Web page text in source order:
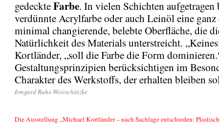
gedeckteFarbe. In vielen Schichten
verdünnte Acrylfarbe oder auch Leinöl eine ganz
minimal changierende, belebte Oberfläche, die
Natürlichkeit des Materials unterstreicht.
Kortländer, „soll die Farbe die Form
Gestaltungsprinzipien berücksichtigen im
Charakter des Werkstoffs, der erhalten bleiben
Irmgard Ruhs-Woitschützke
Die Ausstellung „Michael Kortländer – nach Sachlage entschieden: